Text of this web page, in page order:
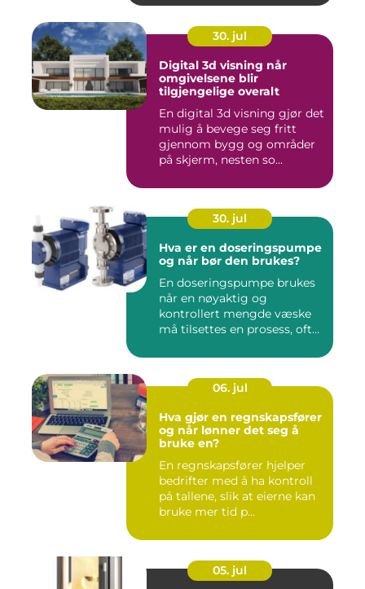
30. jul
Digital 3d visning når
omgivelsene blir
tilgjengelige overalt
En digital 3d visning gjør det
mulig å bevege seg fritt
gjennom bygg og områder
på skjerm, nesten so...
30. jul
Hva er en doseringspumpe
og når bør den brukes?
En doseringspumpe brukes
når en nøyaktig og
kontrollert mengde væske
må tilsettes en prosess, ofte
06. jul
Hva gjør en regnskapsfører
og når lønner det seg å
bruke en?
En regnskapsfører hjelper
bedrifter med å ha kontroll
på tallene, slik at eierne kan
bruke mer tid p...
05. jul